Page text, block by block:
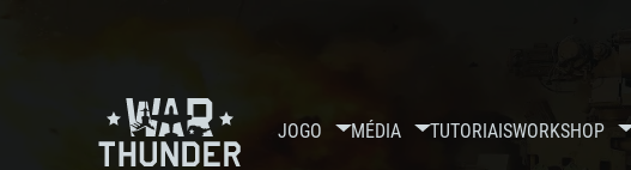
JOGO MÉDIA TUTORIAISWORKSHOP